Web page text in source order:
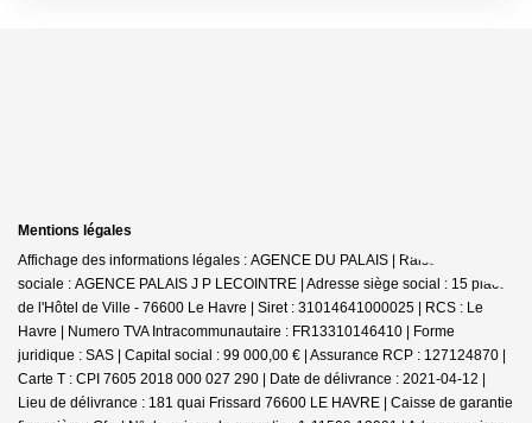
Mentions légales
Affichage des informations légales : AGENCE DU PALAIS | Raison
sociale : AGENCE PALAIS J P LECOINTRE | Adresse siège social : 15 place
de l'Hôtel de Ville - 76600 Le Havre | Siret : 31014641000025 | RCS : Le
Havre | Numero TVA Intracommunautaire : FR13310146410 | Forme
juridique : SAS | Capital social : 99 000,00 € | Assurance RCP : 127124870 |
Carte T : CPI 7605 2018 000 027 290 | Date de délivrance : 2021-04-12 |
Lieu de délivrance : 181 quai Frissard 76600 LE HAVRE | Caisse de garantie